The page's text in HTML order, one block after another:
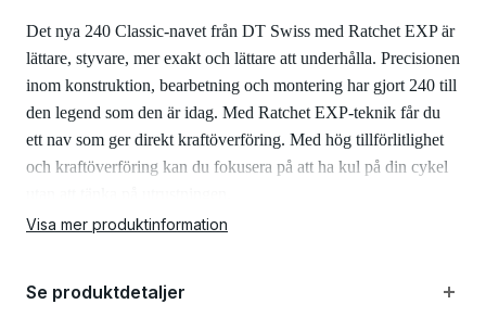
Det nya 240 Classic-navet från DT Swiss med Ratchet EXP är
lättare, styvare, mer exakt och lättare att underhålla. Precisionen
inom konstruktion, bearbetning och montering har gjort 240 till
den legend som den är idag. Med Ratchet EXP-teknik får du
ett nav som ger direkt kraftöverföring. Med hög tillförlitlighet
och kraftöverföring kan du fokusera på att ha kul på din cykel
240 Classic MTB är gjord för mtbcyklar med skivbromsar.
Visa mer produktinformation
Se produktdetaljer